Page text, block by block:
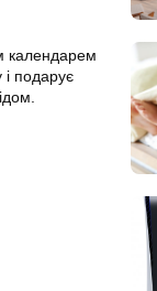
календарем
і подарує